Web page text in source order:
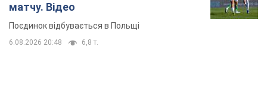
матчу. Відео
Поєдинок відбувається в Польщі
6.08.2026 20:48 6,8 т.